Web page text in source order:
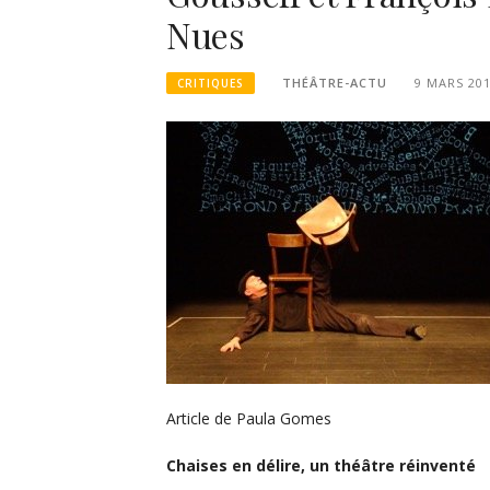
Nues
CRITIQUES THÉÂTRE-ACTU 9 MARS
Article de Paula Gomes
Chaises en délire, un théâtre réinventé